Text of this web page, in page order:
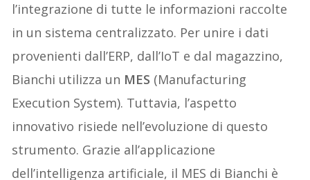
l’integrazione di tutte le informazioni raccolte
in un sistema centralizzato. Per unire i dati
provenienti dall’ERP, dall’IoT e dal magazzino,
Bianchi utilizza un MES (Manufacturing
Execution System). Tuttavia, l’aspetto
innovativo risiede nell’evoluzione di questo
strumento. Grazie all’applicazione
dell’intelligenza artificiale, il MES di Bianchi è